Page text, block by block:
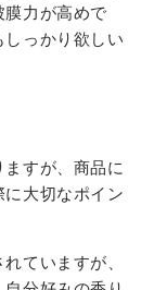
力が高めで
っかり欲しい
すが、商品に
大切なポイン
ていますが、